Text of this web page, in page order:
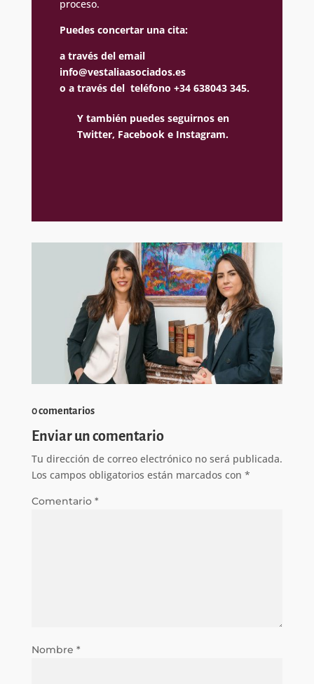
proceso.
Puedes concertar una cita:
a través del email
info@vestaliaasociados.es
o a través del teléfono +34 638043 345.
Y también puedes seguirnos en
Twitter, Facebook e Instagram.
0 comentarios
Enviar un comentario
Tu dirección de correo electrónico no será publicada.
Los campos obligatorios están marcados con *
Comentario *
Nombre *